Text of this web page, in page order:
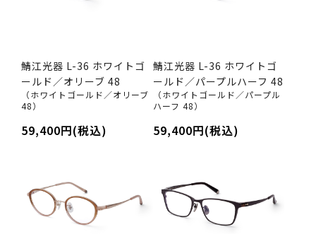
鯖江光器 L-36 ホワイトゴ
ールド／オリーブ 48
（ホワイトゴールド／オリーブ
48）
59,400円(税込)
鯖江光器 L-36 ホワイトゴ
ールド／パープルハーフ 48
（ホワイトゴールド／パープル
ハーフ 48）
59,400円(税込)